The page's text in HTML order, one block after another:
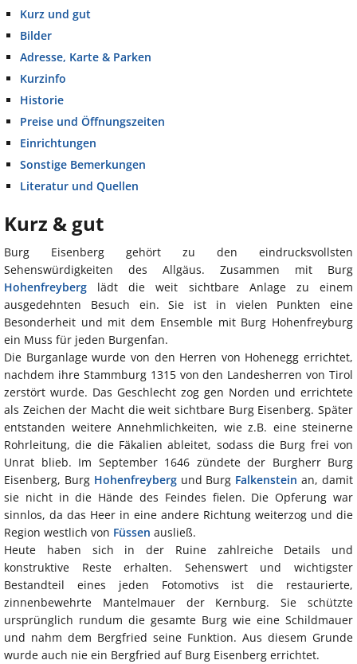
Kurz und gut
Bilder
Adresse, Karte & Parken
Kurzinfo
Historie
Preise und Öffnungszeiten
Einrichtungen
Sonstige Bemerkungen
Literatur und Quellen
Kurz & gut
Burg Eisenberg gehört zu den eindrucksvollsten
Sehenswürdigkeiten des Allgäus. Zusammen mit Burg
Hohenfreyberg lädt die weit sichtbare Anlage zu einem
ausgedehnten Besuch ein. Sie ist in vielen Punkten eine
Besonderheit und mit dem Ensemble mit Burg Hohenfreyburg
ein Muss für jeden Burgenfan.
Die Burganlage wurde von den Herren von Hohenegg errichtet,
nachdem ihre Stammburg 1315 von den Landesherren von Tirol
zerstört wurde. Das Geschlecht zog gen Norden und errichtete
als Zeichen der Macht die weit sichtbare Burg Eisenberg. Später
entstanden weitere Annehmlichkeiten, wie z.B. eine steinerne
Rohrleitung, die die Fäkalien ableitet, sodass die Burg frei von
Unrat blieb. Im September 1646 zündete der Burgherr Burg
Eisenberg, Burg Hohenfreybergund Burg Falkenstein an, damit
sie nicht in die Hände des Feindes fielen. Die Opferung war
sinnlos, da das Heer in eine andere Richtung weiterzog und die
Region westlich von Füssen ausließ.
Heute haben sich in der Ruine zahlreiche Details und
konstruktive Reste erhalten. Sehenswert und wichtigster
Bestandteil eines jeden Fotomotivs ist die restaurierte,
zinnenbewehrte Mantelmauer der Kernburg. Sie schützte
ursprünglich rundum die gesamte Burg wie eine Schildmauer
und nahm dem Bergfried seine Funktion. Aus diesem Grunde
wurde auch nie ein Bergfried auf Burg Eisenberg errichtet.